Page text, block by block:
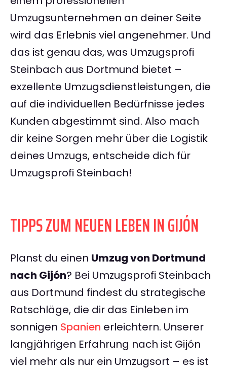
Umzugsunternehmen an deiner Seite
wird das Erlebnis viel angenehmer. Und
das ist genau das, was Umzugsprofi
Steinbach aus Dortmund bietet –
exzellente Umzugsdienstleistungen, die
auf die individuellen Bedürfnisse jedes
Kunden abgestimmt sind. Also mach
dir keine Sorgen mehr über die Logistik
deines Umzugs, entscheide dich für
Umzugsprofi Steinbach!
TIPPS ZUM NEUEN LEBEN IN GIJÓN
Planst du einen Umzug von Dortmund
nach Gijón? Bei Umzugsprofi Steinbach
aus Dortmund findest du strategische
Ratschläge, die dir das Einleben im
sonnigen Spanien erleichtern. Unserer
langjährigen Erfahrung nach ist Gijón
viel mehr als nur ein Umzugsort – es ist